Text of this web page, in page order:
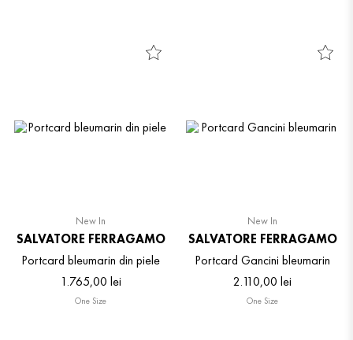
New In
SALVATORE FERRAGAMO
Portcard bleumarin din piele
1.765,00 lei
One Size
New In
SALVATORE FERRAGAMO
Portcard Gancini bleumarin
2.110,00 lei
One Size